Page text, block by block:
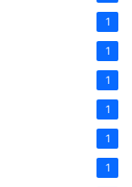
1
1
1
1
1
1